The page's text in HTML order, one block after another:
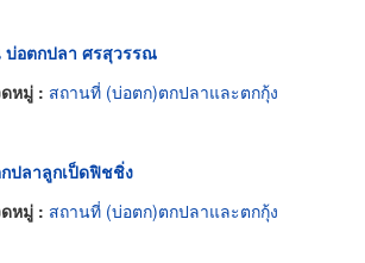
บ่อตกปลา ศรสุวรรณ
หมู่ : สถานที่ (บ่อตก)ตกปลาและตกกุ้ง
ปลาลูกเป็ดฟิชชิ่ง
หมู่ : สถานที่ (บ่อตก)ตกปลาและตกกุ้ง